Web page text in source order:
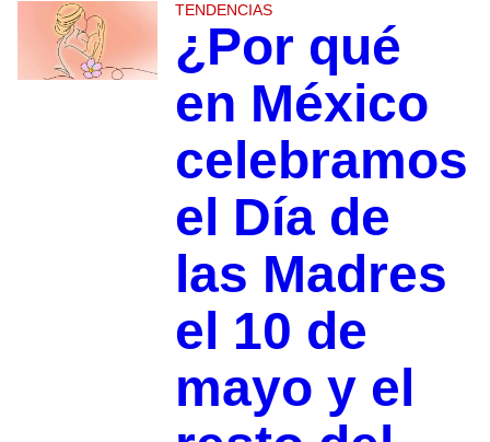
TENDENCIAS
¿Por qué
en México
celebramos
el Día de
las Madres
el 10 de
mayo y el